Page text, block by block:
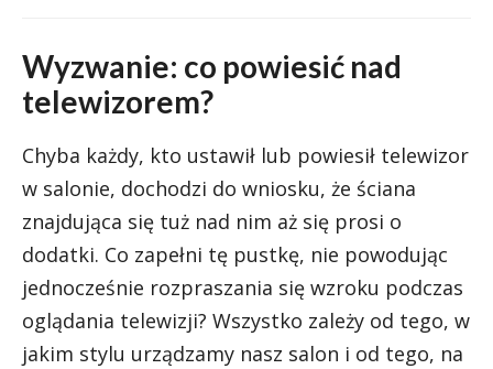
Wyzwanie: co powiesić nad
telewizorem?
Chyba każdy, kto ustawił lub powiesił telewizor
w salonie, dochodzi do wniosku, że ściana
znajdująca się tuż nad nim aż się prosi o
dodatki. Co zapełni tę pustkę, nie powodując
jednocześnie rozpraszania się wzroku podczas
oglądania telewizji? Wszystko zależy od tego, w
jakim stylu urządzamy nasz salon i od tego, na